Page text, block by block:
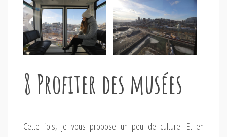
8 Profiter des musées
Cette fois, je vous propose un peu de culture. Et en